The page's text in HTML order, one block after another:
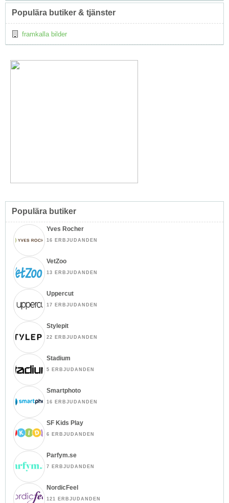
Populära butiker & tjänster
framkalla bilder
Populära butiker
Yves Rocher
16 ERBJUDANDEN
VetZoo
13 ERBJUDANDEN
Uppercut
17 ERBJUDANDEN
Stylepit
22 ERBJUDANDEN
Stadium
5 ERBJUDANDEN
Smartphoto
16 ERBJUDANDEN
SF Kids Play
6 ERBJUDANDEN
Parfym.se
7 ERBJUDANDEN
NordicFeel
121 ERBJUDANDEN